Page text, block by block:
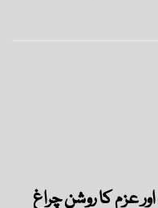
عزم کا روشن چراغ